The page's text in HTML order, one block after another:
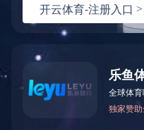
工程案例
Engineering case
火锅底料工程案例